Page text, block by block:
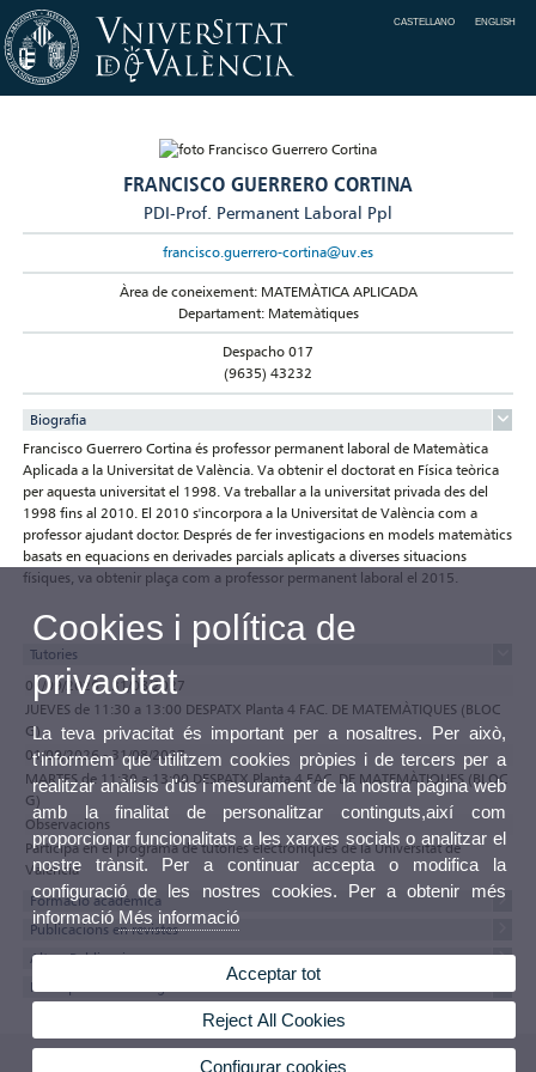
CASTELLANO ENGLISH
FRANCISCO GUERRERO CORTINA
PDI-Prof. Permanent Laboral Ppl
francisco.guerrero-cortina@uv.es
Àrea de coneixement: MATEMÀTICA APLICADA
Departament: Matemàtiques
Despacho 017
(9635) 43232
Biografia
Francisco Guerrero Cortina és professor permanent laboral de Matemàtica
Aplicada a la Universitat de València. Va obtenir el doctorat en Física teòrica
per aquesta universitat el 1998. Va treballar a la universitat privada des del
1998 fins al 2010. El 2010 s'incorpora a la Universitat de València com a
professor ajudant doctor. Després de fer investigacions en models matemàtics
basats en equacions en derivades parcials aplicats a diverses situacions
físiques, va obtenir plaça com a professor permanent laboral el 2015.
Tutories
01/09/2026 - 31/08/2027
JUEVES de 11:30 a 13:00 DESPATX Planta 4 FAC. DE MATEMÀTIQUES (BLOC
G)
01/09/2026 - 31/08/2027
MARTES de 11:30 a 13:00 DESPATX Planta 4 FAC. DE MATEMÀTIQUES (BLOC
G)
Observacions
Participa en el programa de tutories electròniques de la Universitat de
València
Formació acadèmica
Publicacions en revistes
Altres Publicacions
Participacions a Congressos
Cookies i política de
privacitat
La teva privacitat és important per a nosaltres. Per això,
t'informem que utilitzem cookies pròpies i de tercers per a
realitzar anàlisis d'ús i mesurament de la nostra pàgina web
amb la finalitat de personalitzar continguts,així com
proporcionar funcionalitats a les xarxes socials o analitzar el
nostre trànsit. Per a continuar accepta o modifica la
configuració de les nostres cookies. Per a obtenir més
informació Més informació
Acceptar tot
Reject All Cookies
Configurar cookies